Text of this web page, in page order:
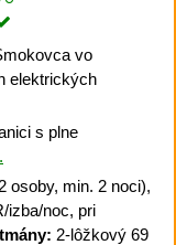
vo
elektrických
s plne
osoby, min. 2 noci),
izba/noc, pri
2-lôžkový 69